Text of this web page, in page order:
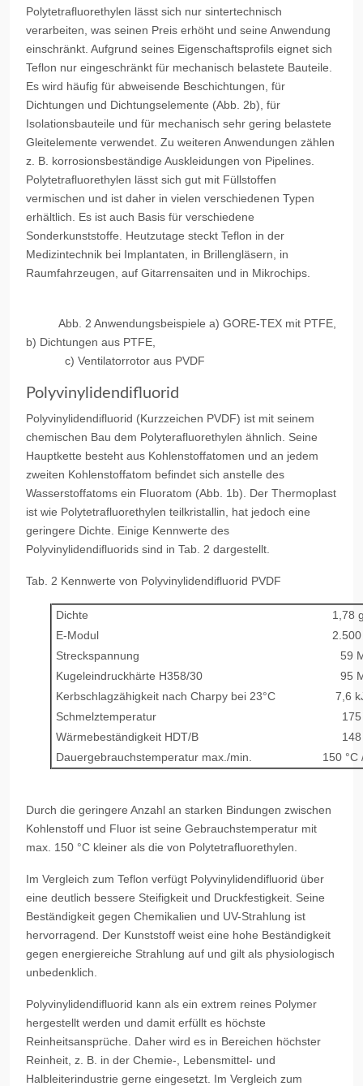
Polytetrafluorethylen lässt sich nur sintertechnisch
verarbeiten, was seinen Preis erhöht und seine Anwendung
einschränkt. Aufgrund seines Eigenschaftsprofils eignet sich
Teflon nur eingeschränkt für mechanisch belastete Bauteile.
Es wird häufig für abweisende Beschichtungen, für
Dichtungen und Dichtungselemente (Abb. 2b), für
Isolationsbauteile und für mechanisch sehr gering belastete
Gleitelemente verwendet. Zu weiteren Anwendungen zählen
z. B. korrosionsbeständige Auskleidungen von Pipelines.
Polytetrafluorethylen lässt sich gut mit Füllstoffen
vermischen und ist daher in vielen verschiedenen Typen
erhältlich. Es ist auch Basis für verschiedene
Sonderkunststoffe. Heutzutage steckt Teflon in der
Medizintechnik bei Implantaten, in Brillengläsern, in
Raumfahrzeugen, auf Gitarrensaiten und in Mikrochips.
Abb. 2 Anwendungsbeispiele a) GORE-TEX mit PTFE,
b) Dichtungen aus PTFE,
c) Ventilatorrotor aus PVDF
Polyvinylidendifluorid
Polyvinylidendifluorid (Kurzzeichen PVDF) ist mit seinem
chemischen Bau dem Polyterafluorethylen ähnlich. Seine
Hauptkette besteht aus Kohlenstoffatomen und an jedem
zweiten Kohlenstoffatom befindet sich anstelle des
Wasserstoffatoms ein Fluoratom (Abb. 1b). Der Thermoplast
ist wie Polytetrafluorethylen teilkristallin, hat jedoch eine
geringere Dichte. Einige Kennwerte des
Polyvinylidendifluorids sind in Tab. 2 dargestellt.
Tab. 2 Kennwerte von Polyvinylidendifluorid PVDF
Dichte
1,78
E-Modul
Streckspannung
59
Kugeleindruckhärte H358/30
95
Kerbschlagzähigkeit nach Charpy bei 23°C
7,6
Schmelztemperatur
175
Wärmebeständigkeit HDT/B
148
Dauergebrauchstemperatur max./min.
150 °C
Durch die geringere Anzahl an starken Bindungen zwischen
Kohlenstoff und Fluor ist seine Gebrauchstemperatur mit
max. 150 °C kleiner als die von Polytetrafluorethylen.
Im Vergleich zum Teflon verfügt Polyvinylidendifluorid über
eine deutlich bessere Steifigkeit und Druckfestigkeit. Seine
Beständigkeit gegen Chemikalien und UV-Strahlung ist
hervorragend. Der Kunststoff weist eine hohe Beständigkeit
gegen energiereiche Strahlung auf und gilt als physiologisch
unbedenklich.
Polyvinylidendifluorid kann als ein extrem reines Polymer
hergestellt werden und damit erfüllt es höchste
Reinheitsansprüche. Daher wird es in Bereichen höchster
Reinheit, z. B. in der Chemie-, Lebensmittel- und
Halbleiterindustrie gerne eingesetzt. Im Vergleich zum